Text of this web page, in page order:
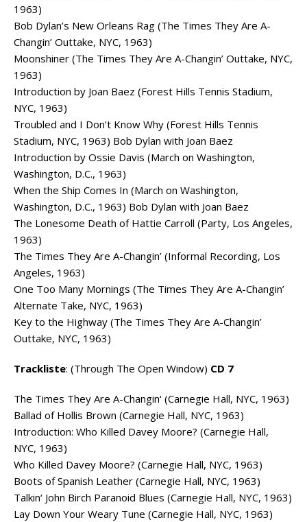
1963)
Bob Dylan’s New Orleans Rag (The Times They Are A-
Changin’ Outtake, NYC, 1963)
Moonshiner (The Times They Are A-Changin’ Outtake, NYC,
1963)
Introduction by Joan Baez (Forest Hills Tennis Stadium,
NYC, 1963)
Troubled and I Don’t Know Why (Forest Hills Tennis
Stadium, NYC, 1963) Bob Dylan with Joan Baez
Introduction by Ossie Davis (March on Washington,
Washington, D.C., 1963)
When the Ship Comes In (March on Washington,
Washington, D.C., 1963) Bob Dylan with Joan Baez
The Lonesome Death of Hattie Carroll (Party, Los Angeles,
1963)
The Times They Are A-Changin’ (Informal Recording, Los
Angeles, 1963)
One Too Many Mornings (The Times They Are A-Changin’
Alternate Take, NYC, 1963)
Key to the Highway (The Times They Are A-Changin’
Outtake, NYC, 1963)
Trackliste: (Through The Open Window) CD 7
The Times They Are A-Changin‘ (Carnegie Hall, NYC, 1963)
Ballad of Hollis Brown (Carnegie Hall, NYC, 1963)
Introduction: Who Killed Davey Moore? (Carnegie Hall,
NYC, 1963)
Who Killed Davey Moore? (Carnegie Hall, NYC, 1963)
Boots of Spanish Leather (Carnegie Hall, NYC, 1963)
Talkin‘ John Birch Paranoid Blues (Carnegie Hall, NYC, 1963)
Lay Down Your Weary Tune (Carnegie Hall, NYC, 1963)